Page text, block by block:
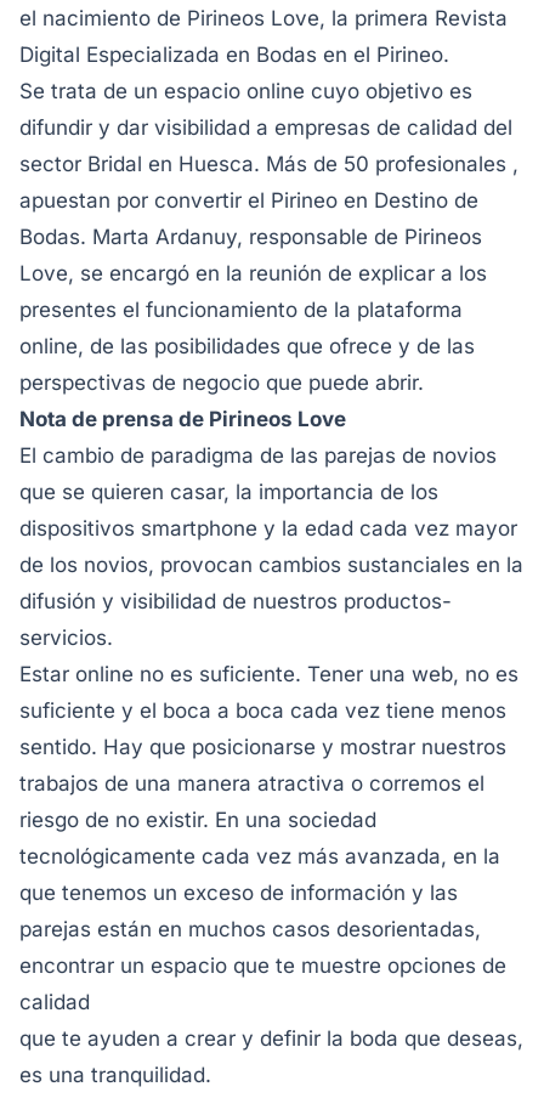
el nacimiento de Pirineos Love, la primera Revista
Digital Especializada en Bodas en el Pirineo.
Se trata de un espacio online cuyo objetivo es
difundir y dar visibilidad a empresas de calidad del
sector Bridal en Huesca. Más de 50 profesionales ,
apuestan por convertir el Pirineo en Destino de
Bodas. Marta Ardanuy, responsable de Pirineos
Love, se encargó en la reunión de explicar a los
presentes el funcionamiento de la plataforma
online, de las posibilidades que ofrece y de las
perspectivas de negocio que puede abrir.
Nota de prensa de Pirineos Love
El cambio de paradigma de las parejas de novios
que se quieren casar, la importancia de los
dispositivos smartphone y la edad cada vez mayor
de los novios, provocan cambios sustanciales en la
difusión y visibilidad de nuestros productos-
servicios.
Estar online no es suficiente. Tener una web, no es
suficiente y el boca a boca cada vez tiene menos
sentido. Hay que posicionarse y mostrar nuestros
trabajos de una manera atractiva o corremos el
riesgo de no existir. En una sociedad
tecnológicamente cada vez más avanzada, en la
que tenemos un exceso de información y las
parejas están en muchos casos desorientadas,
encontrar un espacio que te muestre opciones de
calidad
que te ayuden a crear y definir la boda que deseas,
es una tranquilidad.